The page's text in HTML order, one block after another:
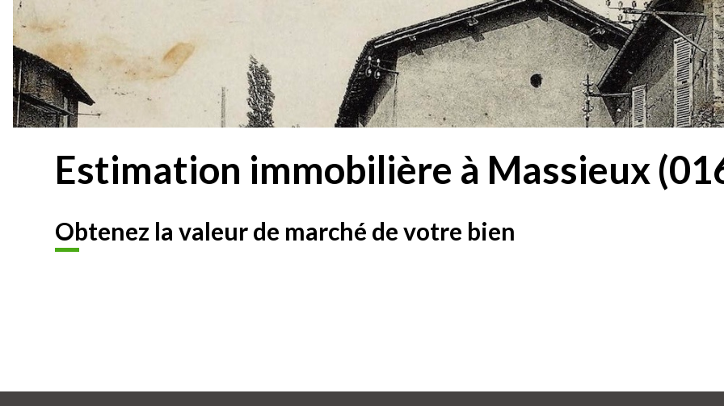
Estimation immobilière à Massieux
Obtenez la valeur de marché de votre bien